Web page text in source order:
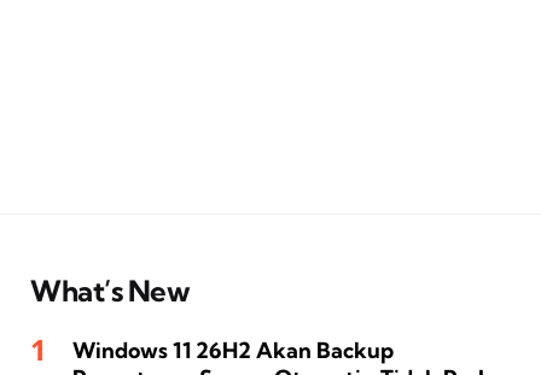
What’s New
Windows 11 26H2 Akan Backup